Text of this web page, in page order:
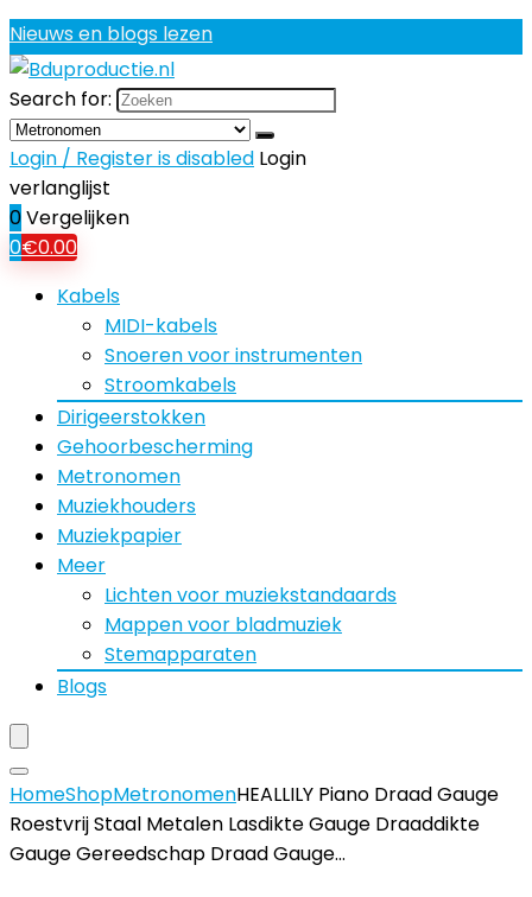
Nieuws en blogs lezen
Search for:
Login / Register is disabled Login
verlanglijst
0Vergelijken
0€0.00
Kabels
MIDI-kabels
Snoeren voor instrumenten
Stroomkabels
Dirigeerstokken
Gehoorbescherming
Metronomen
Muziekhouders
Muziekpapier
Meer
Lichten voor muziekstandaards
Mappen voor bladmuziek
Stemapparaten
Blogs
HomeShopMetronomenHEALLILY Piano Draad Gauge
Roestvrij Staal Metalen Lasdikte Gauge Draaddikte
Gauge Gereedschap Draad Gauge…